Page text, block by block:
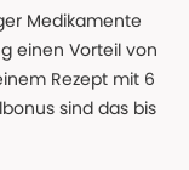
Medikamente
einen Vorteil von
Rezept mit 6
sind das bis